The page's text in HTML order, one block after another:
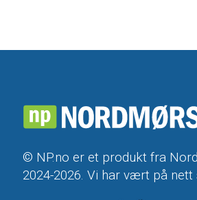
© NP.no er et produkt fra
2024-2026. Vi har vært på nett